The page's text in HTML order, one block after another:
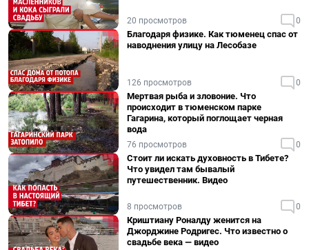
20 просмотров 0
Благодаря физике. Как тюменец спас от
наводнения улицу на Лесобазе
126 просмотров 0
Мертвая рыба и зловоние. Что
происходит в тюменском парке
Гагарина, который поглощает черная
вода
76 просмотров 0
Стоит ли искать духовность в Тибете?
Что увидел там бывалый
путешественник. Видео
8 просмотров 0
Криштиану Роналду женится на
Джорджине Родригес. Что известно о
свадьбе века — видео